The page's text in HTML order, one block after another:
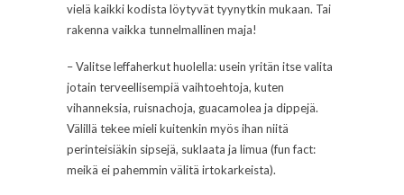
vielä kaikki kodista löytyvät tyynytkin mukaan. Tai
rakenna vaikka tunnelmallinen maja!
– Valitse leffaherkut huolella: usein yritän itse valita
jotain terveellisempiä vaihtoehtoja, kuten
vihanneksia, ruisnachoja, guacamolea ja dippejä.
Välillä tekee mieli kuitenkin myös ihan niitä
perinteisiäkin sipsejä, suklaata ja limua (fun fact:
meikä ei pahemmin välitä irtokarkeista).